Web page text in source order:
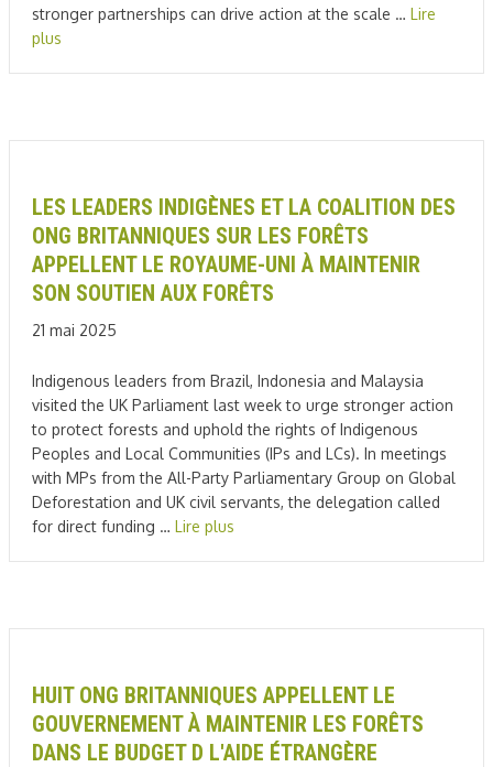
stronger partnerships can drive action at the scale … Lire
plus
LES LEADERS INDIGÈNES ET LA COALITION DES
ONG BRITANNIQUES SUR LES FORÊTS
APPELLENT LE ROYAUME-UNI À MAINTENIR
SON SOUTIEN AUX FORÊTS
21 mai 2025
Indigenous leaders from Brazil, Indonesia and Malaysia
visited the UK Parliament last week to urge stronger action
to protect forests and uphold the rights of Indigenous
Peoples and Local Communities (IPs and LCs). In meetings
with MPs from the All-Party Parliamentary Group on Global
Deforestation and UK civil servants, the delegation called
for direct funding … Lire plus
HUIT ONG BRITANNIQUES APPELLENT LE
GOUVERNEMENT À MAINTENIR LES FORÊTS
DANS LE BUDGET D L'AIDE ÉTRANGÈRE